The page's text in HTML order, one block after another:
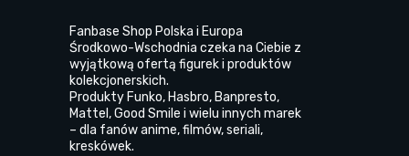
Fanbase Shop Polska i Europa
Środkowo-Wschodnia czeka na Ciebie z
wyjątkową ofertą figurek i produktów
kolekcjonerskich.
Produkty Funko, Hasbro, Banpresto,
Mattel, Good Smile i wielu innych marek
– dla fanów anime, filmów, seriali,
kreskówek.